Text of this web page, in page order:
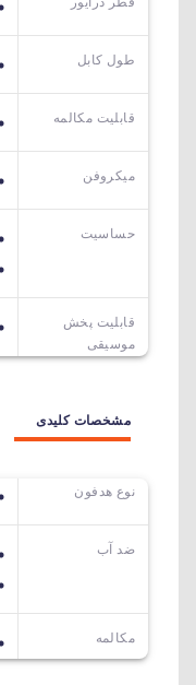
طول کابل
قابلیت مکالمه
میکروفن
حساسیت
قابلیت پخش
موسیقی
مشخصات کلیدی
نوع هدفون
ضد آب
مکالمه